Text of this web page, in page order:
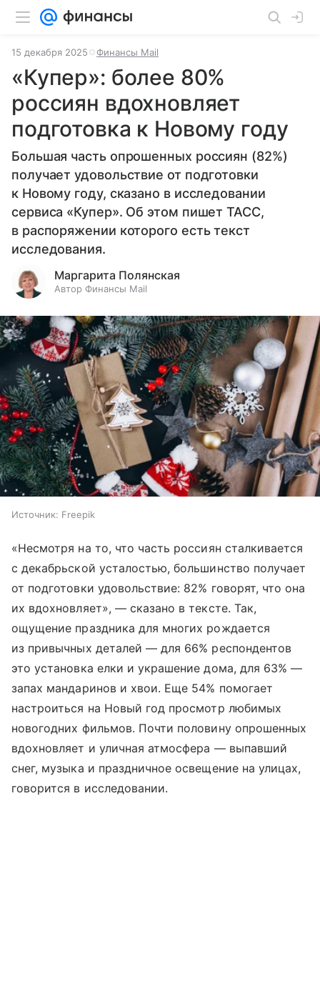
15 декабря 2025 Финансы Mail
«Купер»: более 80%
россиян вдохновляет
подготовка к Новому году
Большая часть опрошенных россиян (82%)
получает удовольствие от подготовки
к Новому году, сказано в исследовании
сервиса «Купер». Об этом пишет ТАСС,
в распоряжении которого есть текст
исследования.
Маргарита Полянская
Автор Финансы Mail
Источник: Freepik
«Несмотря на то, что часть россиян сталкивается
с декабрьской усталостью, большинство получает
от подготовки удовольствие: 82% говорят, что она
их вдохновляет», — сказано в тексте. Так,
ощущение праздника для многих рождается
из привычных деталей — для 66% респондентов
это установка елки и украшение дома, для 63% —
запах мандаринов и хвои. Еще 54% помогает
настроиться на Новый год просмотр любимых
новогодних фильмов. Почти половину опрошенных
вдохновляет и уличная атмосфера — выпавший
снег, музыка и праздничное освещение на улицах,
говорится в исследовании.